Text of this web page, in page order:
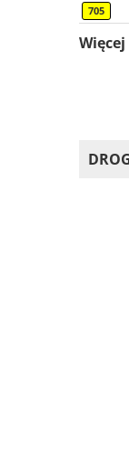
705